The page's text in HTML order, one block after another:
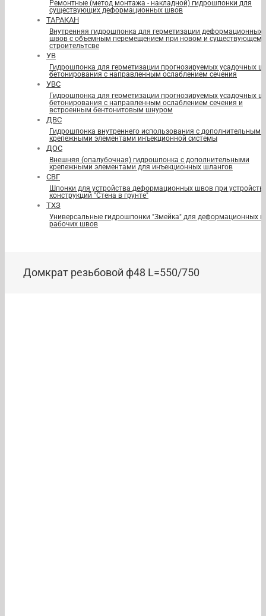
Ремонтные (метод монтажа - накладной) гидрошпонки для
существующих деформационных швов
ТАРАКАН
Внутренняя гидрошпонка для герметизации деформационных
швов с объемным перемещением при новом и существующем
строительтсве
УВ
Гидрошпонка для герметизации прогнозируемых усадочных
бетонирования с направленным ослаблением сечения
УВС
Гидрошпонка для герметизации прогнозируемых усадочных
бетонирования с направленным ослаблением сечения и
встроенным бентонитовым шнуром
ДВС
Гидрошпонка внутреннего использования с дополнительными
крепежными элементами инъекционной системы
ДОС
Внешняя (опалубочная) гидрошпонка с дополнительными
крепежными элементами для инъекционных шлангов
СВГ
Шпонки для устройства деформационных швов при
конструкций "Стена в грунте"
ТХЗ
Универсальные гидрошпонки "Змейка" для деформационных и
рабочих швов
Домкрат резьбовой ф48 L=550/750